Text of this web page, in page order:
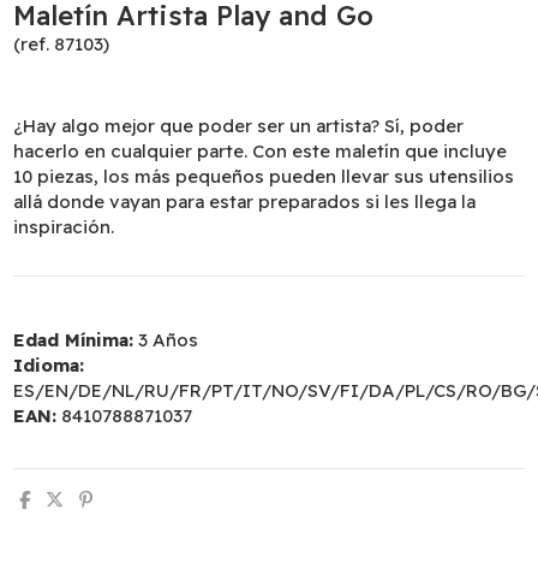
Maletín Artista Play and Go
(ref. 87103)
¿Hay algo mejor que poder ser un artista? Sí, poder
hacerlo en cualquier parte. Con este maletín que incluye
10 piezas, los más pequeños pueden llevar sus utensilios
allá donde vayan para estar preparados si les llega la
inspiración.
Edad Mínima: 3 Años
Idioma:
ES/EN/DE/NL/RU/FR/PT/IT/NO/SV/FI/DA/PL/CS/RO/
EAN: 8410788871037